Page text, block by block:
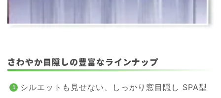
さわやか目隠しの豊富なラインナップ
シルエットも見せない、しっかり窓目隠し SPA型